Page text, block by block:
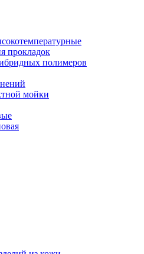
прокладок
полимеров
мойки